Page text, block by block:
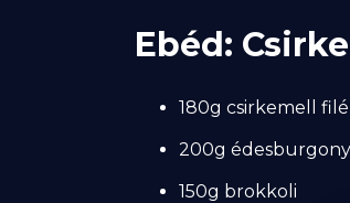
Ebéd:
180g csirkemell filé
200g
150g brokkoli